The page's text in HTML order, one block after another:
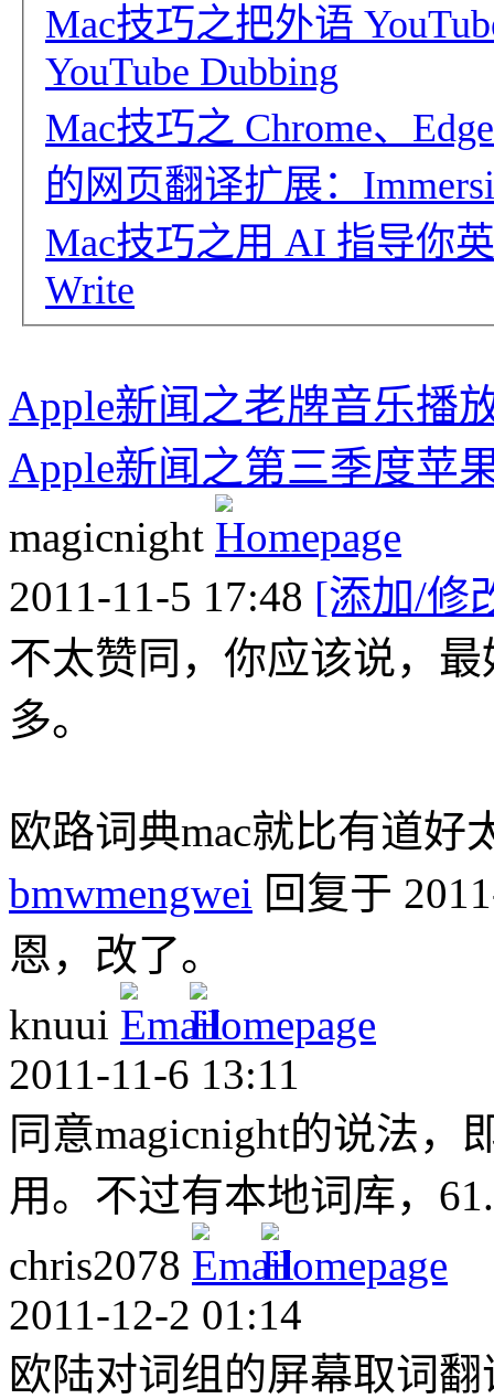
Mac技巧之把外语
YouTube Dubbing
Mac技巧之 Chrome、
的网页翻译扩展：
Mac技巧之用 AI 指导你
Write
Apple新闻之老牌音乐播
Apple新闻之第三季度苹
magicnight
2011-11-5 17:48 [添加/修
不太赞同，你应该说，
多。
欧路词典mac就比有道好
bmwmengwei 回复于
恩，改了。
knuui
2011-11-6 13:11
同意magicnight的说法，
用。不过有本地词库，
chris2078
2011-12-2 01:14
欧陆对词组的屏幕取词